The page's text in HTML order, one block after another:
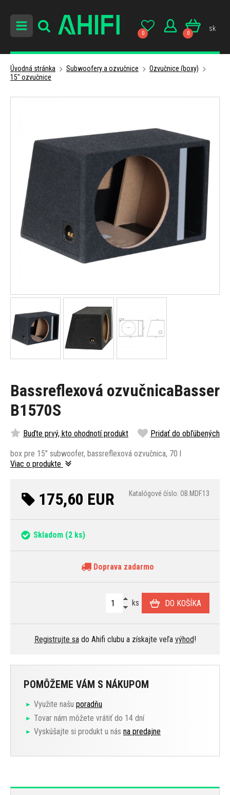
0 0
sk
Úvodná stránka Subwoofery a ozvučnice
Ozvučnice (boxy)
15" ozvučnice
Bassreflexová ozvučnicaBasser
B1570S
Buďte prvý, kto ohodnotí produkt Pridať do obľúbených
box pre 15" subwoofer, bassreflexová ozvučnica, 70 l
Viac o produkte
175,60 EUR Katalógové číslo: OB.MDF.13
Skladom (2 ks)
Doprava zadarmo
ks DO KOŠÍKA
Registrujte sado Ahifi clubu a získajte veľa výhod!
POMÔŽEME VÁM S NÁKUPOM
Využite našu poradňu
Tovar nám môžete vrátiť do 14 dní
Vyskúšajte si produkt u nás na predajne